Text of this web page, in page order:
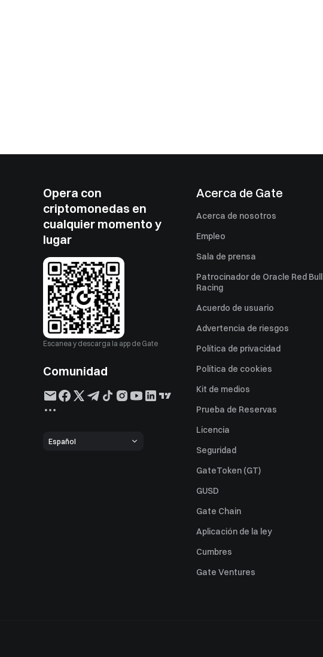
Opera con
criptomonedas en
cualquier momento y
lugar
Escanea y descarga la app de Gate
Comunidad
Español
Acerca de Gate
Acerca de nosotros
Empleo
Sala de prensa
Patrocinador de Oracle Red Bull
Racing
Acuerdo de usuario
Advertencia de riesgos
Política de privacidad
Política de cookies
Kit de medios
Prueba de Reservas
Licencia
Seguridad
GateToken (GT)
GUSD
Gate Chain
Aplicación de la ley
Cumbres
Gate Ventures